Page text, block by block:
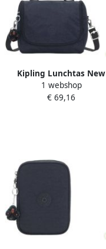
Kipling Lunchtas New
Kichirou True Blue Tonal
1 webshop
€ 69,16